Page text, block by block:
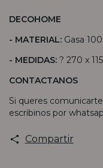
DECOHOME
- MATERIAL: Gasa
- MEDIDAS: ? 270 x 115
CONTACTANOS
Si queres
escribinos por
Compartir